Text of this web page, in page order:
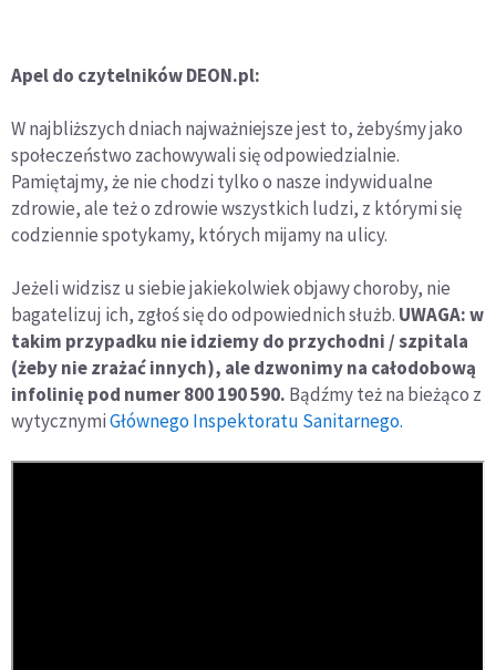
Apel do czytelników DEON.pl:
W najbliższych dniach najważniejsze jest to, żebyśmy jako
społeczeństwo zachowywali się odpowiedzialnie.
Pamiętajmy, że nie chodzi tylko o nasze indywidualne
zdrowie, ale też o zdrowie wszystkich ludzi, z którymi się
codziennie spotykamy, których mijamy na ulicy.
Jeżeli widzisz u siebie jakiekolwiek objawy choroby, nie
bagatelizuj ich, zgłoś się do odpowiednich służb. UWAGA: w
takim przypadku nie idziemy do przychodni / szpitala
(żeby nie zrażać innych), ale dzwonimy na całodobową
infolinię pod numer 800 190 590. Bądźmy też na bieżąco z
wytycznymiGłównego Inspektoratu Sanitarnego.